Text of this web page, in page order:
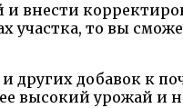
внести
участка, то вы
других добавок к
высокий урожай